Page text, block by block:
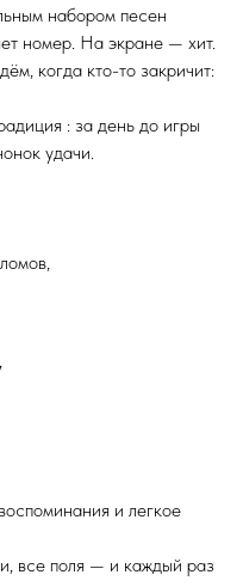
набором песен
номер. На экране — хит.
когда кто-то закричит:
: за день до игры
удачи.
и легкое
все поля — и каждый раз